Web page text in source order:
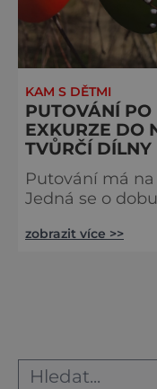
KAM S DĚTMI
PUTOVÁNÍ
EXKURZE DO
TVŮRČÍ
Putování má
Jedná se o
naopak,
Hlinska v
zobrazit více >>